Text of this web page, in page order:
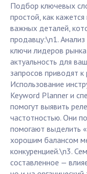
Подбор ключевых
простой, как
важных деталей,
продавцу:\n1.
ключи лидеров
актуальность для
запросов приводят
Использование
Keyword Planner и
помогут выявить
частотностью. Они
помогают выделить
хорошим балансом
конкуренцией.\n3.
составленное —